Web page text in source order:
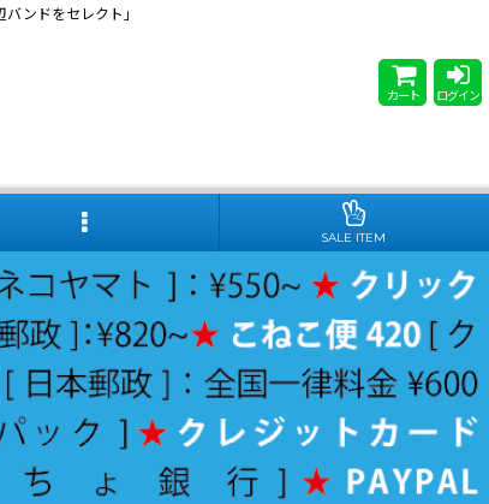
ンドをセレクト」
カート ログイン
SALE ITEM